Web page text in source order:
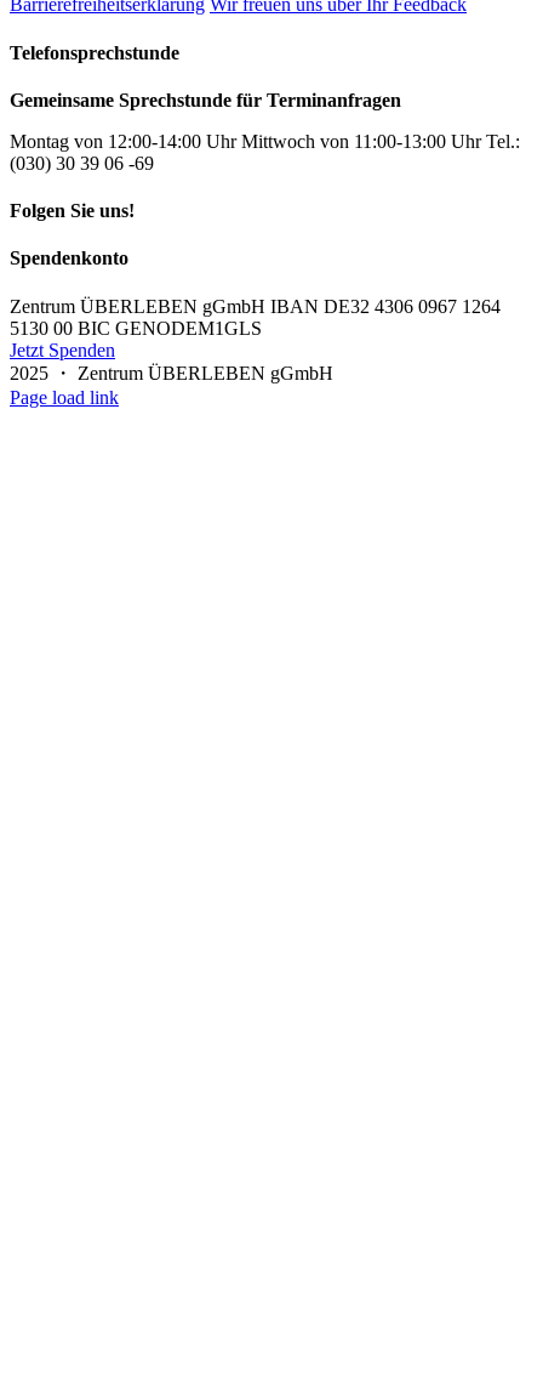
Barrierefreiheitserklärung Wir freuen uns über Ihr Feedback
Telefonsprechstunde
Gemeinsame Sprechstunde für Terminanfragen
Montag von 12:00-14:00 Uhr Mittwoch von 11:00-13:00 Uhr Tel.:
(030) 30 39 06 -69
Folgen Sie uns!
Spendenkonto
Zentrum ÜBERLEBEN gGmbH IBAN DE32 4306 0967 1264
5130 00 BIC GENODEM1GLS
Jetzt Spenden
2025 ・ Zentrum ÜBERLEBEN gGmbH
Page load link